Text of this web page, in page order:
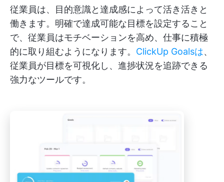
従業員は、目的意識と達成感によって活き活きと
働きます。明確で達成可能な目標を設定すること
で、従業員はモチベーションを高め、仕事に積極
的に取り組むようになります。 ClickUp Goalsは、
従業員が目標を可視化し、進捗状況を追跡できる
強力なツールです。